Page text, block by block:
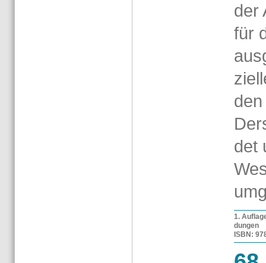
der
für
det
1.
dun­gen
ISBN: